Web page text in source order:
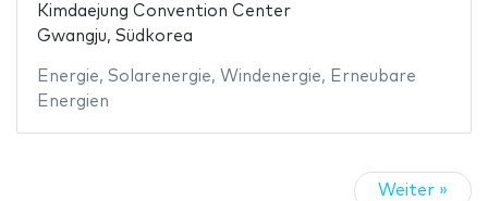
Kimdaejung Convention Center
Gwangju, Südkorea
Energie, Solarenergie, Windenergie, Erneubare
Energien
Weiter »